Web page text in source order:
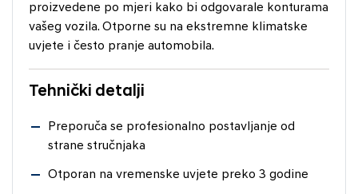
proizvedene po mjeri kako bi odgovarale konturama
vašeg vozila. Otporne su na ekstremne klimatske
uvjete i često pranje automobila.
Tehnički detalji
Preporuča se profesionalno postavljanje od
strane stručnjaka
Otporan na vremenske uvjete preko 3 godine